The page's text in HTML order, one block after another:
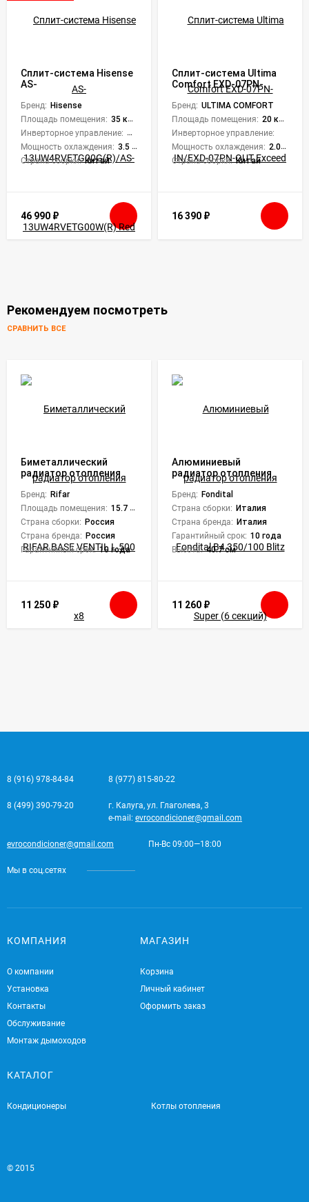
Сплит-система Hisense
AS-
13UW4RVETG00G(R)/AS-
13UW4RVETG00W(R) Red
Crystal DC Inverter
Бренд: Hisense
Площадь помещения: 35 кв. м.
Инверторное управление: Да
Мощность охлаждения: 3.5 кВт
Страна сборки: Китай
46 990 ₽
Сплит-система Ultima
Comfort EXD-07PN-
IN/EXD-07PN-OUT
Exceed
Бренд: ULTIMA COMFORT
Площадь помещения: 20 кв. м.
Инверторное управление:
Мощность охлаждения: 2.05 кВт
Страна сборки: Китай
16 390 ₽
Рекомендуем посмотреть
СРАВНИТЬ ВСЕ
Биметаллический
радиатор отопления
RIFAR BASE VENTIL L 500
x8
Бренд: Rifar
Площадь помещения: 15.7 кв. м.
Страна сборки: Россия
Страна бренда: Россия
Гарантийный срок: 10 года
11 250 ₽
Алюминиевый
радиатор отопления
Fondital B4 350/100 Blitz
Super (6 секций)
Бренд: Fondital
Страна сборки: Италия
Страна бренда: Италия
Гарантийный срок: 10 года
Высота: 40.7 см
11 260 ₽
8 (916) 978-84-84 8 (977) 815-80-22
8 (499) 390-79-20
г. Калуга, ул. Глаголева, 3
e-mail: evrocondicioner@gmail.com
evrocondicioner@gmail.com Пн-Вс 09:00—18:00
Мы в соц.сетях
КОМПАНИЯ
О компании
Установка
Контакты
Обслуживание
Монтаж дымоходов
МАГАЗИН
Корзина
Личный кабинет
Оформить заказ
КАТАЛОГ
Кондиционеры Котлы отопления
© 2015